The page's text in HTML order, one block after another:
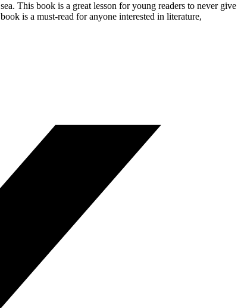
This book is a great lesson for young readers to never give
is a must-read for anyone interested in literature,